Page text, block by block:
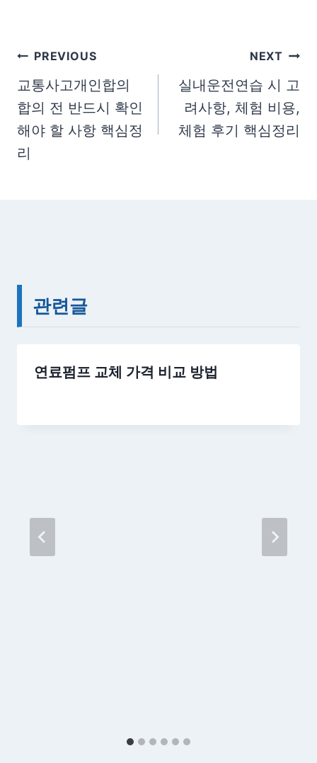
a
s
:
글
탐
색
PREVIOUS
교통사고개인합의
합의 전 반드시 확인
해야 할 사항 핵심정
리
NEXT
실내운전연습 시 고
려사항, 체험 비용,
체험 후기 핵심정리
관련글
연료펌프 교체 가격 비교 방법